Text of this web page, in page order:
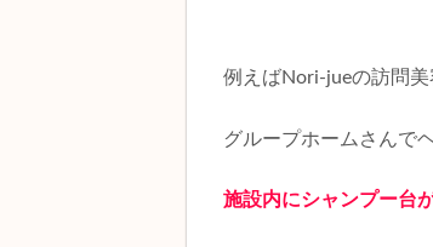
例えばNori-jueの訪問美
グループホームさんで
施設内にシャンプー台